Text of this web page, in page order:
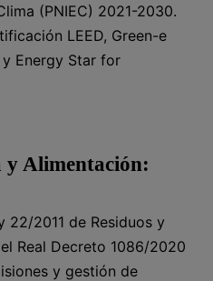
(PNIEC) 2021-2030.
LEED, Green-e
Energy Star for
Alimentación:
22/2011 de Residuos y
Real Decreto 1086/2020
y gestión de